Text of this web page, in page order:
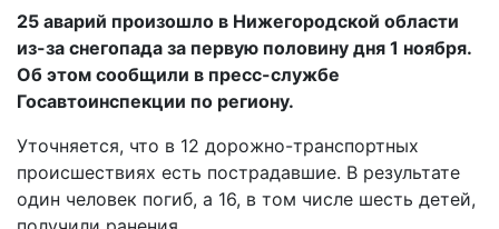
25 аварий произошло в Нижегородской области
из-за снегопада за первую половину дня 1 ноября.
Об этом сообщили в пресс-службе
Госавтоинспекции по региону.
Уточняется, что в 12 дорожно-транспортных
происшествиях есть пострадавшие. В результате
один человек погиб, а 16, в том числе шесть детей,